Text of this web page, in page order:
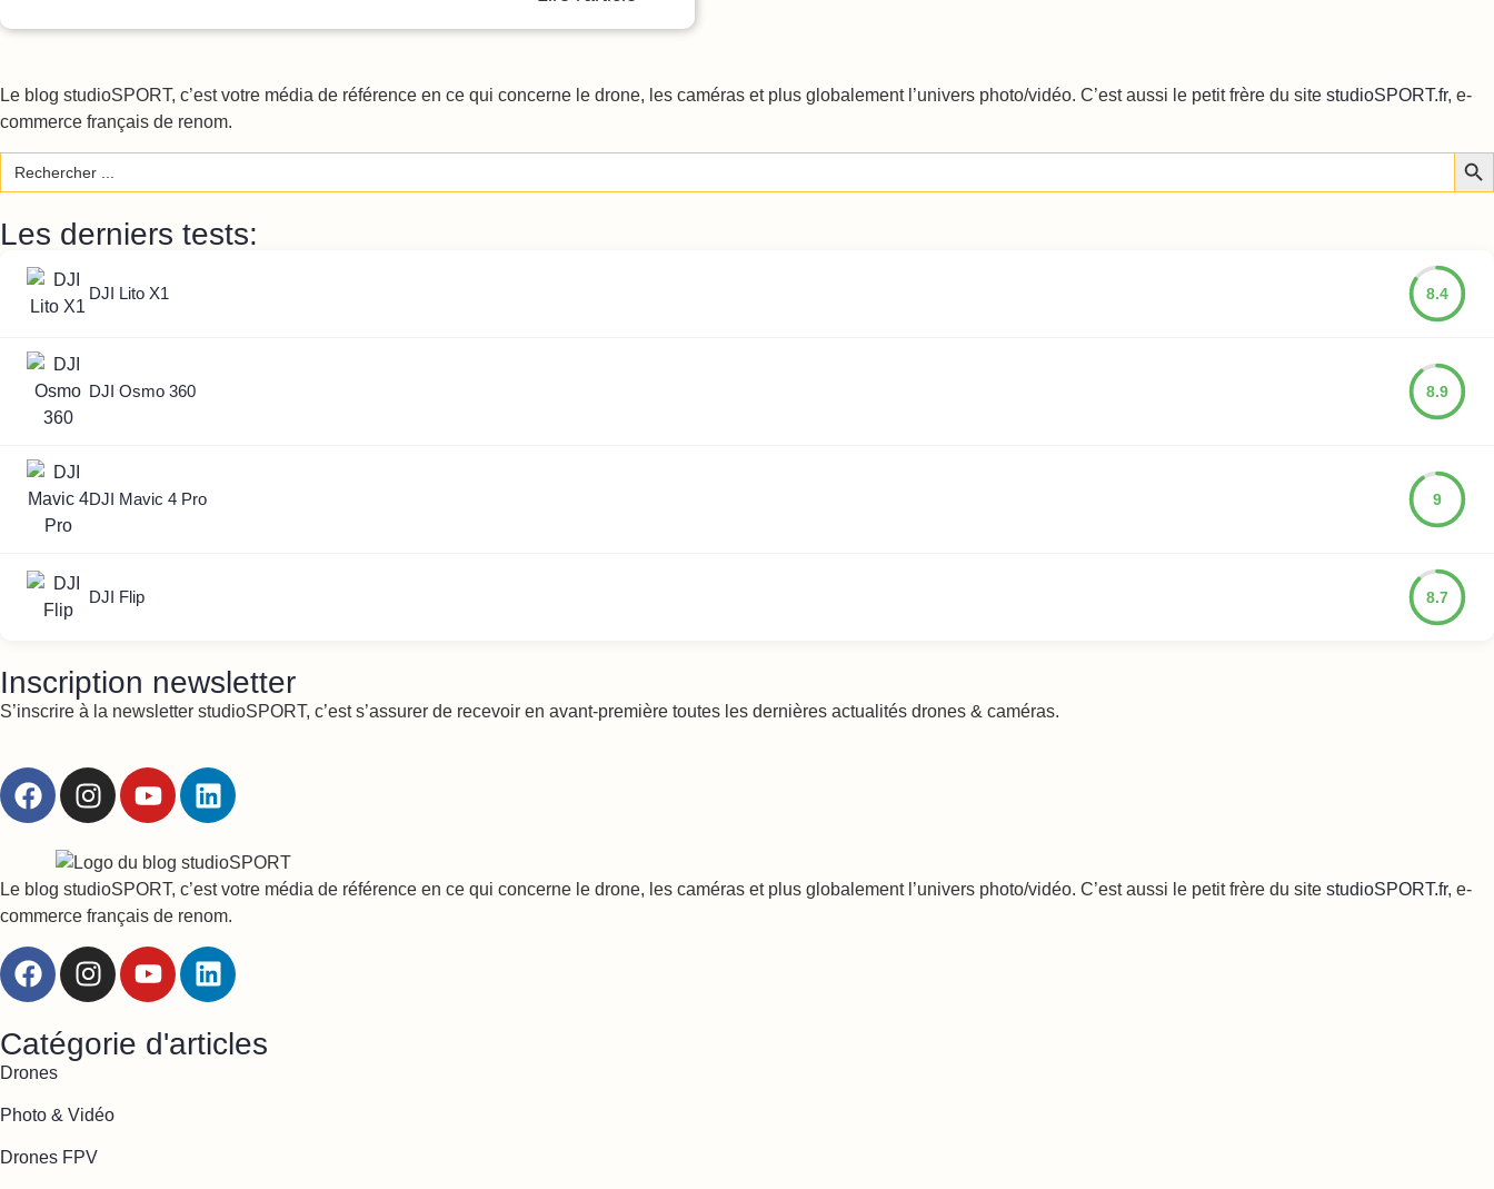
Le blog studioSPORT, c’est votre média de référence en ce qui concerne le drone, les caméras et plus globalement l’univers photo/vidéo. C’est aussi le petit frère du site studioSPORT.fr, e-
commerce français de renom.
Search
for:
Les derniers tests:
DJI Lito X1 8.4
DJI Osmo 360 8.9
DJI Mavic 4 Pro 9
DJI Flip 8.7
Inscription newsletter
S’inscrire à la newsletter studioSPORT, c’est s’assurer de recevoir en avant-première toutes les dernières actualités drones & caméras.
Le blog studioSPORT, c’est votre média de référence en ce qui concerne le drone, les caméras et plus globalement l’univers photo/vidéo. C’est aussi le petit frère du site studioSPORT.fr, e-
commerce français de renom.
Catégorie d'articles
Drones
Photo & Vidéo
Drones FPV